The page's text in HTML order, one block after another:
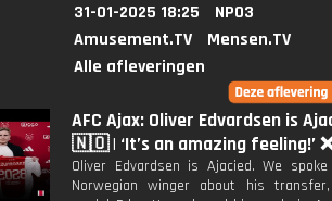
31-01-2025 18:25
NPO3
Amusement.TV
Mensen.TV
Alle afleveringen
AFC Ajax: Oliver Edvardsen is
🇳🇴 | ‘It’s an amazing feeling!’
Oliver Edvardsen is Ajacied. We
Norwegian winger about his